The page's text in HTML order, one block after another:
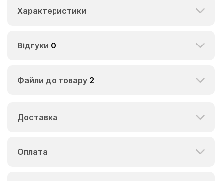
Характеристики
Відгуки 0
Файли до товару 2
Доставка
Оплата